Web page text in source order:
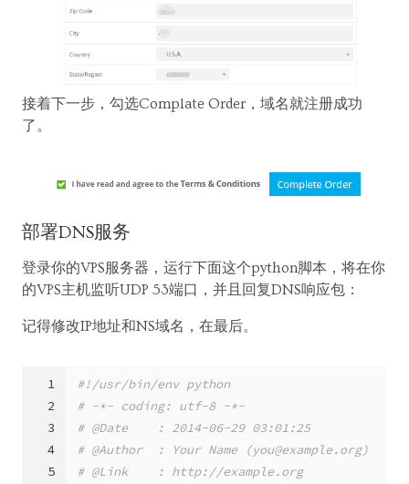
接着下一步，勾选Complate Order，域名就注册成功
了。
部署DNS服务
登录你的VPS服务器，运行下面这个python脚本，将在你
的VPS主机监听UDP 53端口，并且回复DNS响应包：
记得修改IP地址和NS域名，在最后。
1
2
3
4
5
#!/usr/bin/env python
# -*- coding: utf-8 -*-
# @Date    : 2014-06-29 03:01:25
# @Author  : Your Name (you@example.org)
# @Link    : http://example.org